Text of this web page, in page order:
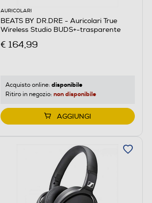
AURICOLARI
BEATS BY DR.DRE - Auricolari True
Wireless Studio BUDS+-trasparente
€ 164,99
Acquisto online: disponibile
Ritiro in negozio: non disponibile
AGGIUNGI